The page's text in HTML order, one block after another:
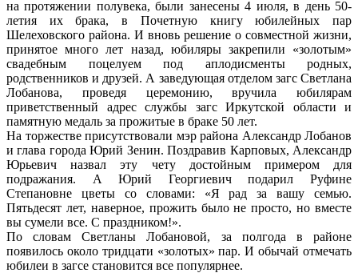
на протяжении полувека, были занесены 4 июля, в день 50-
летия их брака, в Почетную книгу юбилейных пар
Шелеховского района. И вновь решение о совместной жизни,
принятое много лет назад, юбиляры закрепили «золотым»
свадебным поцелуем под аплодисменты родных,
родственников и друзей. А заведующая отделом загс Светлана
Лобанова, проведя церемонию, вручила юбилярам
приветственный адрес службы загс Иркутской области и
памятную медаль за прожитые в браке 50 лет.
На торжестве присутствовали мэр района Александр Лобанов
и глава города Юрий Зенин. Поздравив Карповых, Александр
Юрьевич назвал эту чету достойным примером для
подражания. А Юрий Георгиевич подарил Руфине
Степановне цветы со словами: «Я рад за вашу семью.
Пятьдесят лет, наверное, прожить было не просто, но вместе
вы сумели все. С праздником!».
По словам Светланы Лобановой, за полгода в районе
появилось около тридцати «золотых» пар. И обычай отмечать
юбилеи в загсе становится все популярнее.